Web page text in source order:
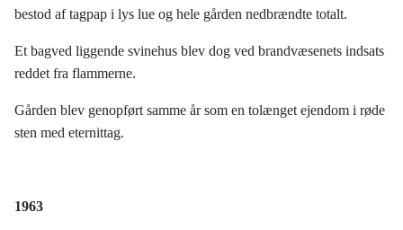
bestod af tagpap i lys lue og hele gården nedbrændte totalt.
Et bagved liggende svinehus blev dog ved brandvæsenets indsats
reddet fra flammerne.
Gården blev genopført samme år som en tolænget ejendom i røde
sten med eternittag.
1963